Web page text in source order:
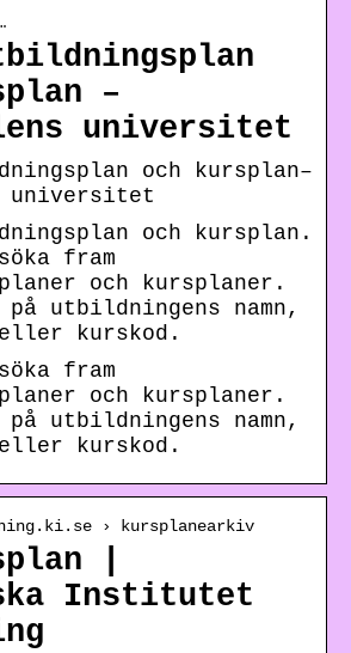
–
universitet
och kursplan–
universitet
och kursplan.
fram
och kursplaner.
på utbildningens namn,
eller kurskod.
fram
och kursplaner.
på utbildningens namn,
eller kurskod.
› kursplanearkiv
|
Institutet